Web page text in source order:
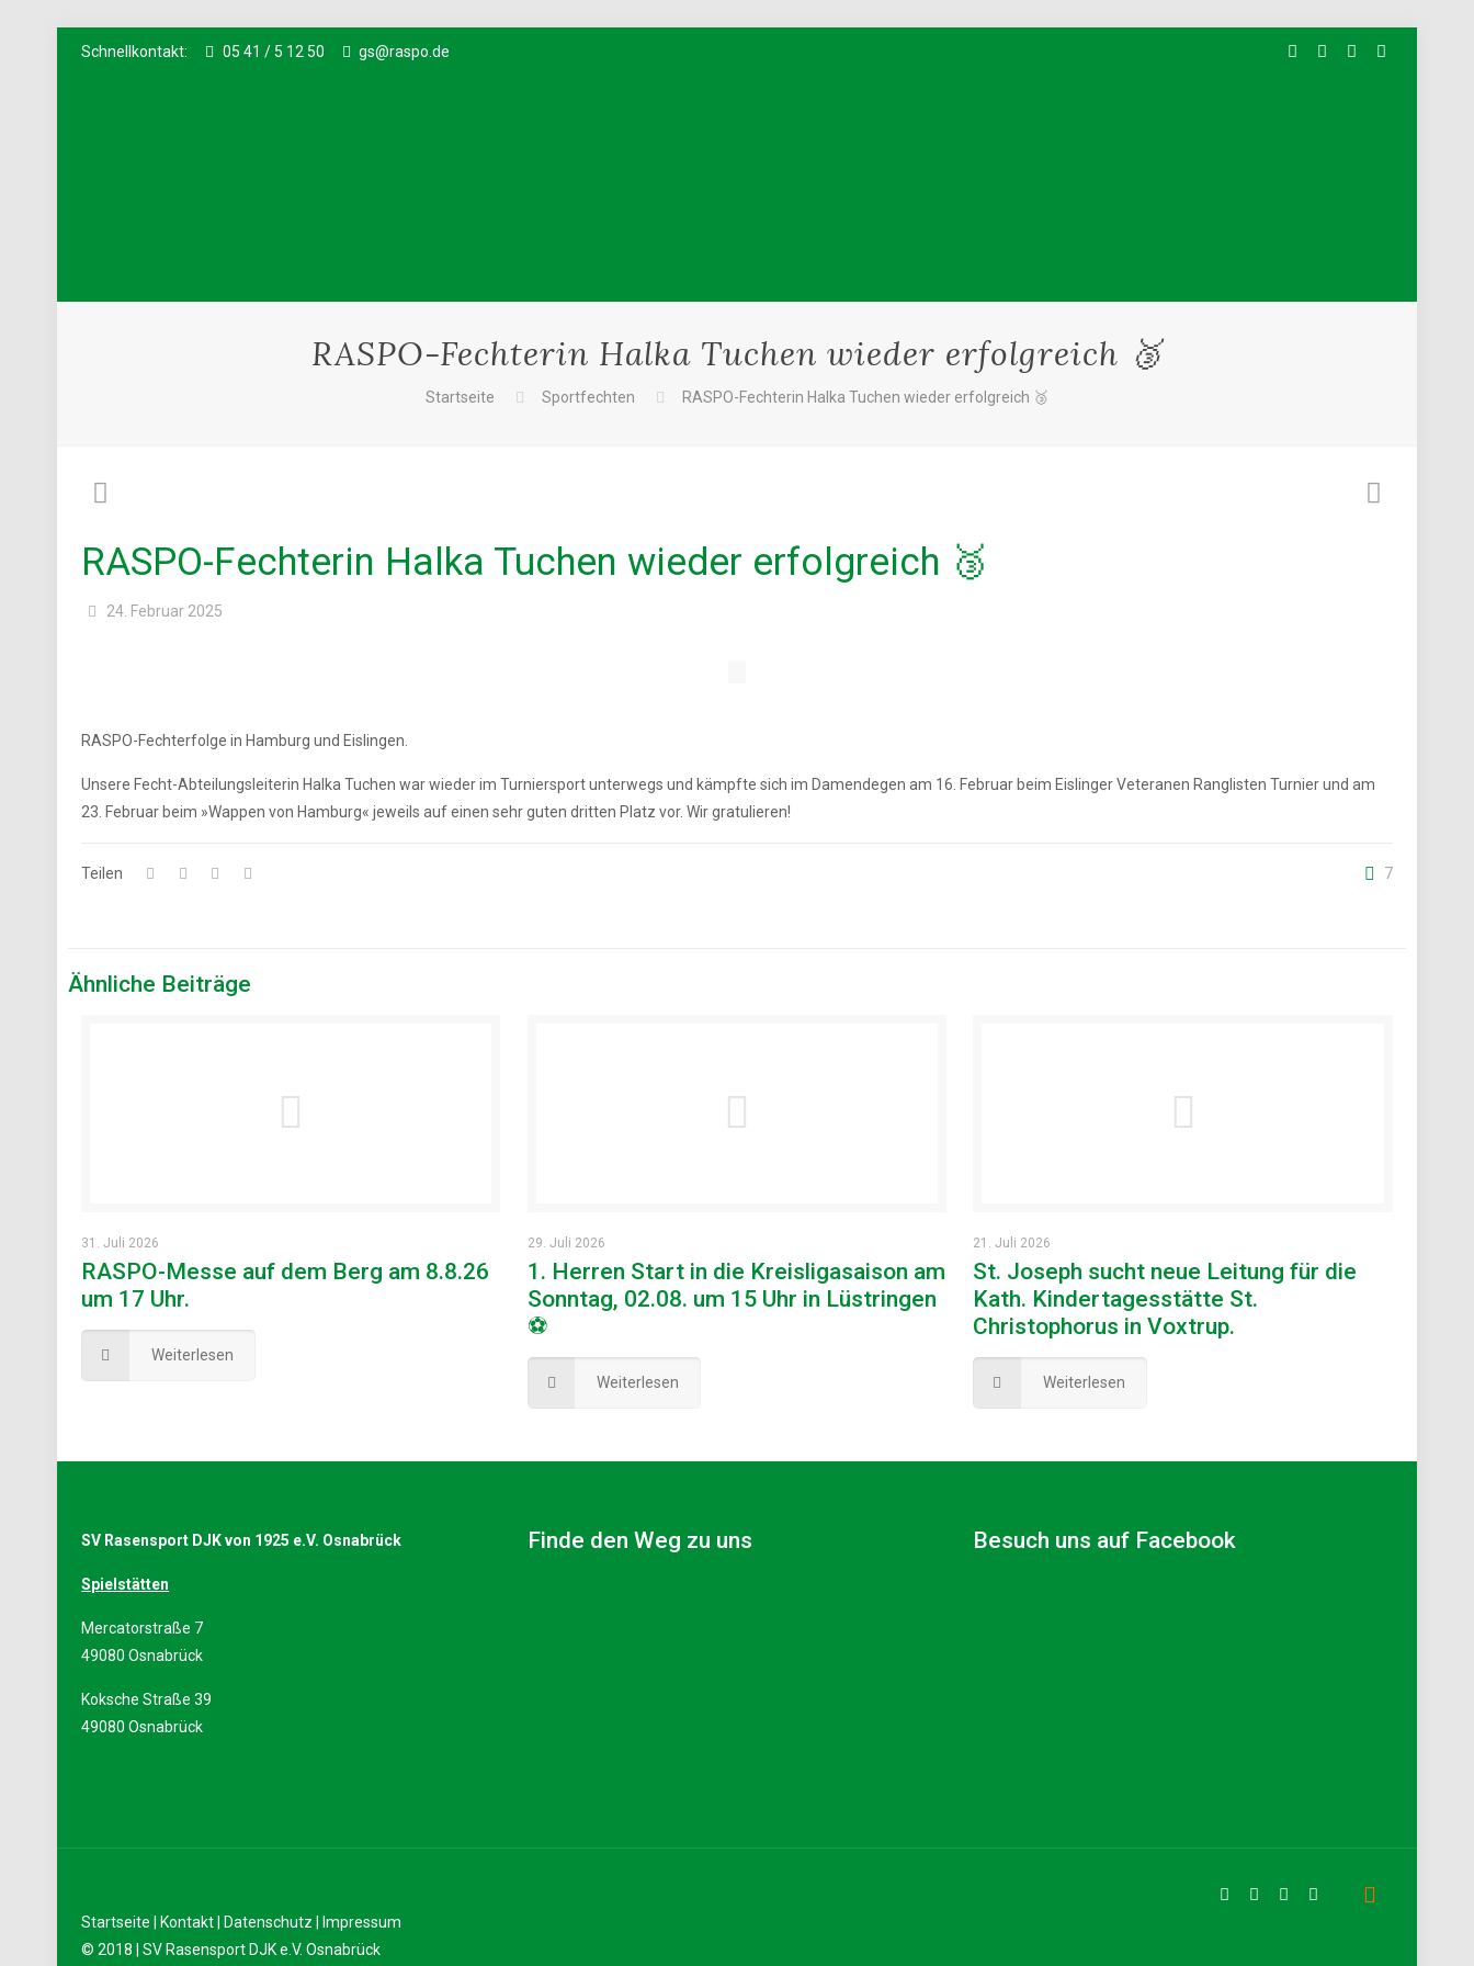
Schnellkontakt: 05 41 / 5 12 50 gs@raspo.de
RASPO-Fechterin Halka Tuchen wieder erfolgreich 🥉
Startseite Sportfechten RASPO-Fechterin Halka Tuchen wieder erfolgreich 🥉
RASPO-Fechterin Halka Tuchen wieder erfolgreich 🥉
24. Februar 2025
RASPO-Fechterfolge in Hamburg und Eislingen.
Unsere Fecht-Abteilungsleiterin Halka Tuchen war wieder im Turniersport unterwegs und kämpfte sich im Damendegen am 16. Februar beim Eislinger Veteranen Ranglisten Turnier und am
23. Februar beim »Wappen von Hamburg« jeweils auf einen sehr guten dritten Platz vor. Wir gratulieren!
Teilen 7
Ähnliche Beiträge
31. Juli 2026
RASPO-Messe auf dem Berg am 8.8.26
um 17 Uhr.
Weiterlesen
29. Juli 2026
1. Herren Start in die Kreisligasaison am
Sonntag, 02.08. um 15 Uhr in Lüstringen
⚽
Weiterlesen
21. Juli 2026
St. Joseph sucht neue Leitung für die
Kath. Kindertagesstätte St.
Christophorus in Voxtrup.
Weiterlesen
SV Rasensport DJK von 1925 e.V. Osnabrück
Spielstätten
Mercatorstraße 7
49080 Osnabrück
Koksche Straße 39
49080 Osnabrück
Finde den Weg zu uns Besuch uns auf Facebook
Startseite Kontakt Datenschutz
Impressum
© 2018 | SV Rasensport DJK e.V. Osnabrück